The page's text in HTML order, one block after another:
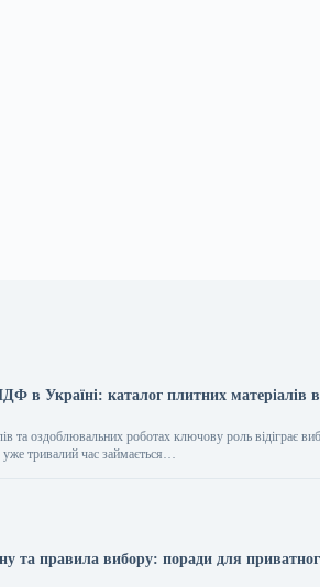
в Україні: каталог плитних матеріалів
та оздоблювальних роботах ключову роль відіграє
тривалий час займається…
та правила вибору: поради для